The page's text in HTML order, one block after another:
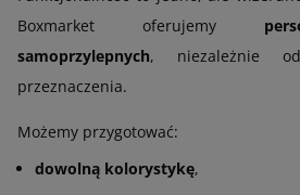
Boxmarket oferujemy
samoprzylepnych, niezależnie
przeznaczenia.
Możemy przygotować:
dowolną kolorystykę,